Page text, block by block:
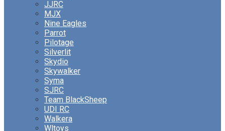
JJRC
MJX
Nine Eagles
Parrot
Pilotage
Silverlit
Skydio
Skywalker
Syma
SJRC
Team BlackSheep
UDI RC
Walkera
Wltoys